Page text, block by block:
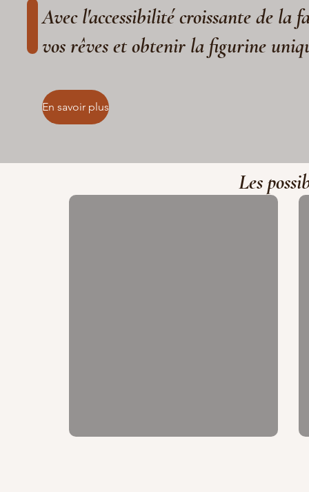
Avec l'accessibilité croissante de la
vos rêves et obtenir la figurine
En savoir plus
Les